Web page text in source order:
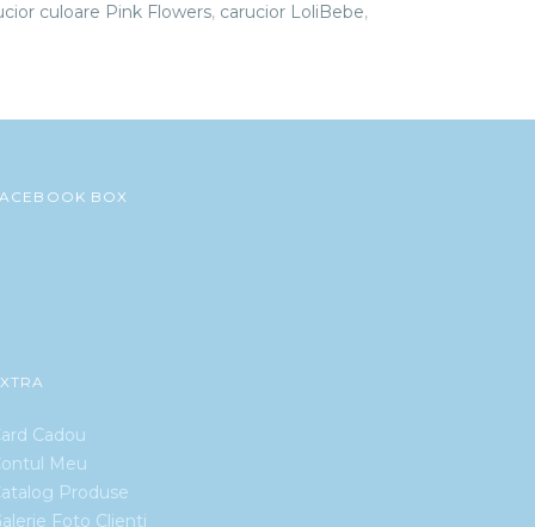
culoare Pink Flowers, carucior LoliBebe,
BOX
Cadou
Meu
Produse
Foto Clienti